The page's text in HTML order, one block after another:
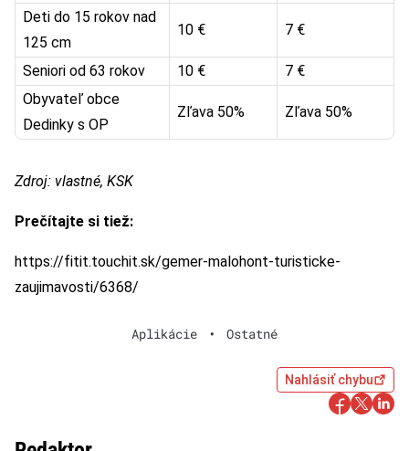
Deti do 15 rokov nad
125 cm
10 € 7 €
Seniori od 63 rokov 10 €
7 €
Obyvateľ obce
Dedinky s OP
Zľava 50% Zľava 50%
Zdroj: vlastné, KSK
Prečítajte si tiež:
https://fitit.touchit.sk/gemer-malohont-turisticke-
zaujimavosti/6368/
Aplikácie • Ostatné
Nahlásiť chybu